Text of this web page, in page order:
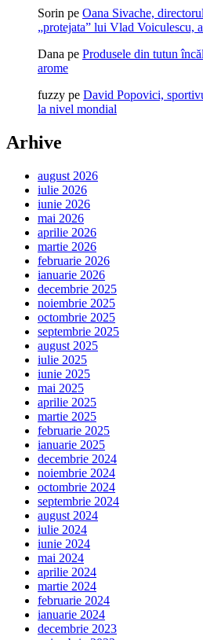
Sorin pe Oana Sivache,
„protejata” lui Vlad Voiculescu,
Dana pe Produsele din tutun
arome
fuzzy pe David Popovici,
la nivel mondial
Arhive
august 2026
iulie 2026
iunie 2026
mai 2026
aprilie 2026
martie 2026
februarie 2026
ianuarie 2026
decembrie 2025
noiembrie 2025
octombrie 2025
septembrie 2025
august 2025
iulie 2025
iunie 2025
mai 2025
aprilie 2025
martie 2025
februarie 2025
ianuarie 2025
decembrie 2024
noiembrie 2024
octombrie 2024
septembrie 2024
august 2024
iulie 2024
iunie 2024
mai 2024
aprilie 2024
martie 2024
februarie 2024
ianuarie 2024
decembrie 2023